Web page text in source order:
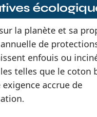
la planète et sa
de
enfouis ou
telles que le coton
accrue de